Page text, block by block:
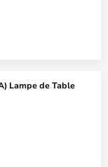
Lampe de Table